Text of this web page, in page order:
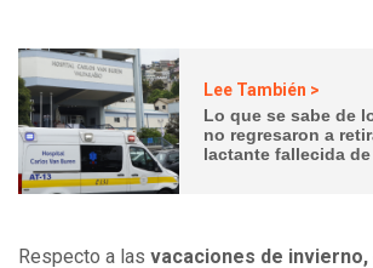
Lee También >
Lo que se sabe de
no regresaron a
lactante fallecida
Respecto a las vacaciones de invierno,